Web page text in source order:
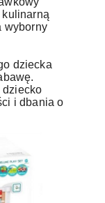
wyborny
dziecka
dziecko
i dbania o